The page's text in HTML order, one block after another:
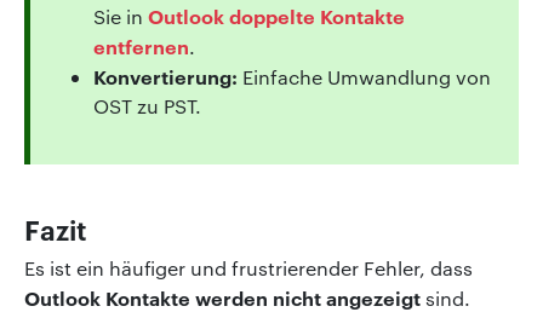
Sie in Outlook doppelte Kontakte
entfernen.
Konvertierung: Einfache Umwandlung von
OST zu PST.
Fazit
Es ist ein häufiger und frustrierender Fehler, dass
Outlook Kontakte werden nicht angezeigtsind.